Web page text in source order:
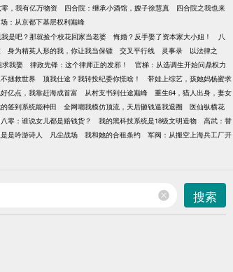
，我有亿万物资 四合院：继承小酒馆，嫂子徐慧真
四合院之我也来
：从京都下基层权利巅峰
我是吧？那就捡个校花回家当老婆 悔婚？反手娶了资本家大小姐！
八
身为精英人形的我，你让我当保镖 交叉平行线 灵事录
以法律之
求我娶 律政先锋：这个律师正的发邪！
官梯：从选调生开始问鼎权力
拯救世界 顶我仕途？我转投纪委你慌啥！
带娃上综艺，孩她妈杨蜜求
亿点，我靠赶海成首富 从村支书到仕途巅峰
重生64，猎人出身，妻女
签到系统能种田 全网嘲我模仿顶流，天后砸钱逼我退圈
医仙纵横花
零：谁说女儿都是赔钱货？ 我的黑科技系统是18级文明造物
高武：替
是吟游诗人 凡尘战场 我和她的合租条约
军阀：从搬空上海兵工厂开
搜索